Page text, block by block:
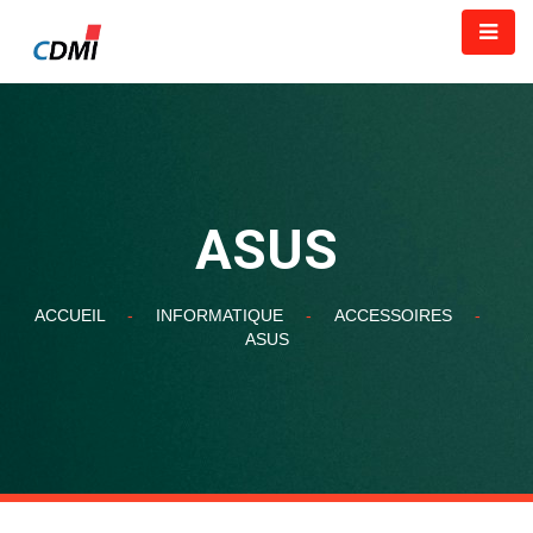
ASUS
ACCUEIL - INFORMATIQUE - ACCESSOIRES
-
ASUS